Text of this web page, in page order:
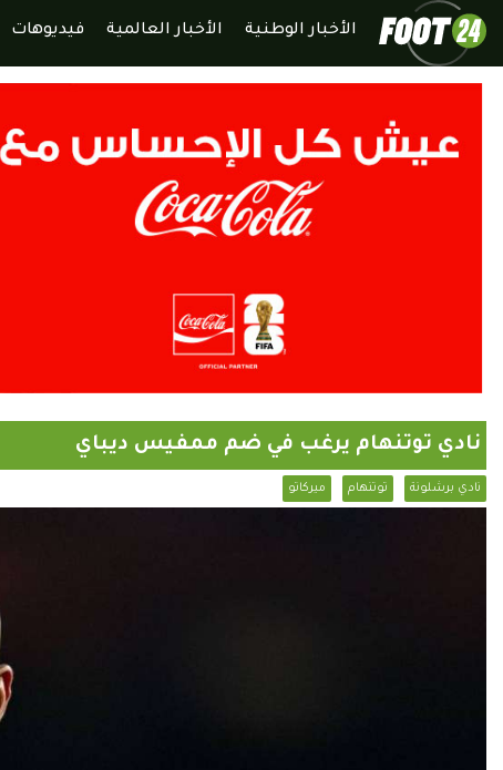
الأخبار الوطنية الأخبار العالمية فيديوهات
نادي توتنهام يرغب في ضم ممفيس ديباي
نادي برشلونة توتنهام ميركاتو